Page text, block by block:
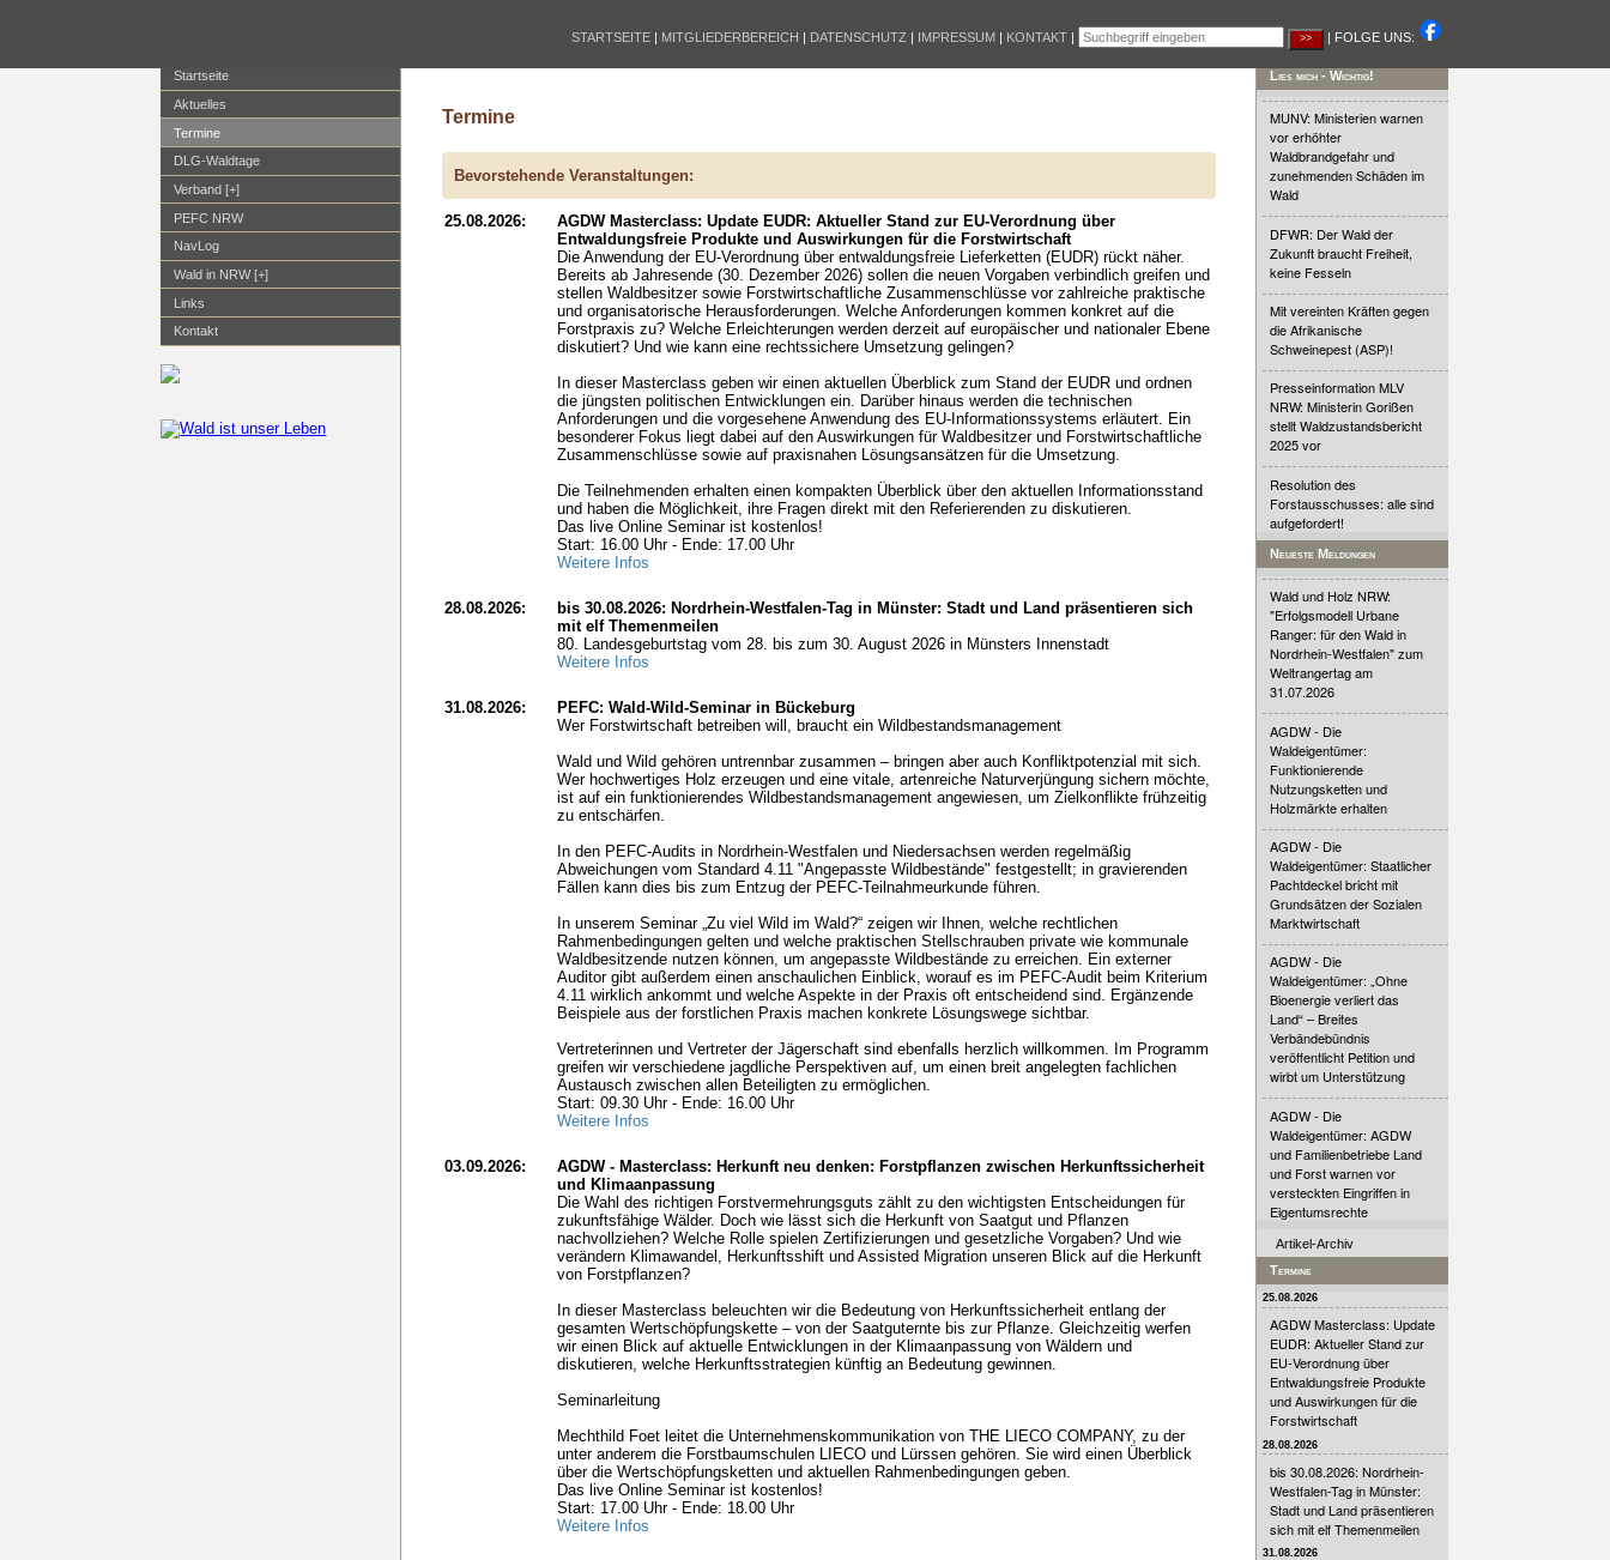
STARTSEITE | MITGLIEDERBEREICH | DATENSCHUTZ | IMPRESSUM | KONTAKT | | FOLGE UNS:
Startseite
Aktuelles
Termine
DLG-Waldtage
Verband [+]
PEFC NRW
NavLog
Wald in NRW [+]
Links
Kontakt
Termine
Bevorstehende Veranstaltungen:
25.08.2026:
AGDW Masterclass: Update EUDR: Aktueller Stand zur EU-Verordnung über
Entwaldungsfreie Produkte und Auswirkungen für die Forstwirtschaft
Die Anwendung der EU-Verordnung über entwaldungsfreie Lieferketten (EUDR) rückt näher.
Bereits ab Jahresende (30. Dezember 2026) sollen die neuen Vorgaben verbindlich greifen und
stellen Waldbesitzer sowie Forstwirtschaftliche Zusammenschlüsse vor zahlreiche praktische
und organisatorische Herausforderungen. Welche Anforderungen kommen konkret auf die
Forstpraxis zu? Welche Erleichterungen werden derzeit auf europäischer und nationaler Ebene
diskutiert? Und wie kann eine rechtssichere Umsetzung gelingen?
In dieser Masterclass geben wir einen aktuellen Überblick zum Stand der EUDR und ordnen
die jüngsten politischen Entwicklungen ein. Darüber hinaus werden die technischen
Anforderungen und die vorgesehene Anwendung des EU-Informationssystems erläutert. Ein
besonderer Fokus liegt dabei auf den Auswirkungen für Waldbesitzer und Forstwirtschaftliche
Zusammenschlüsse sowie auf praxisnahen Lösungsansätzen für die Umsetzung.
Die Teilnehmenden erhalten einen kompakten Überblick über den aktuellen Informationsstand
und haben die Möglichkeit, ihre Fragen direkt mit den Referierenden zu diskutieren.
Das live Online Seminar ist kostenlos!
Start: 16.00 Uhr - Ende: 17.00 Uhr
Weitere Infos
28.08.2026:
bis 30.08.2026: Nordrhein-Westfalen-Tag in Münster: Stadt und Land präsentieren sich
mit elf Themenmeilen
80. Landesgeburtstag vom 28. bis zum 30. August 2026 in Münsters Innenstadt
Weitere Infos
31.08.2026:
PEFC: Wald-Wild-Seminar in Bückeburg
Wer Forstwirtschaft betreiben will, braucht ein Wildbestandsmanagement
Wald und Wild gehören untrennbar zusammen – bringen aber auch Konfliktpotenzial mit sich.
Wer hochwertiges Holz erzeugen und eine vitale, artenreiche Naturverjüngung sichern möchte,
ist auf ein funktionierendes Wildbestandsmanagement angewiesen, um Zielkonflikte frühzeitig
zu entschärfen.
In den PEFC-Audits in Nordrhein-Westfalen und Niedersachsen werden regelmäßig
Abweichungen vom Standard 4.11 "Angepasste Wildbestände" festgestellt; in gravierenden
Fällen kann dies bis zum Entzug der PEFC-Teilnahmeurkunde führen.
In unserem Seminar „Zu viel Wild im Wald?“ zeigen wir Ihnen, welche rechtlichen
Rahmenbedingungen gelten und welche praktischen Stellschrauben private wie kommunale
Waldbesitzende nutzen können, um angepasste Wildbestände zu erreichen. Ein externer
Auditor gibt außerdem einen anschaulichen Einblick, worauf es im PEFC‑Audit beim Kriterium
4.11 wirklich ankommt und welche Aspekte in der Praxis oft entscheidend sind. Ergänzende
Beispiele aus der forstlichen Praxis machen konkrete Lösungswege sichtbar.
Vertreterinnen und Vertreter der Jägerschaft sind ebenfalls herzlich willkommen. Im Programm
greifen wir verschiedene jagdliche Perspektiven auf, um einen breit angelegten fachlichen
Austausch zwischen allen Beteiligten zu ermöglichen.
Start: 09.30 Uhr - Ende: 16.00 Uhr
Weitere Infos
03.09.2026:
AGDW - Masterclass: Herkunft neu denken: Forstpflanzen zwischen Herkunftssicherheit
und Klimaanpassung
Die Wahl des richtigen Forstvermehrungsguts zählt zu den wichtigsten Entscheidungen für
zukunftsfähige Wälder. Doch wie lässt sich die Herkunft von Saatgut und Pflanzen
nachvollziehen? Welche Rolle spielen Zertifizierungen und gesetzliche Vorgaben? Und wie
verändern Klimawandel, Herkunftsshift und Assisted Migration unseren Blick auf die Herkunft
von Forstpflanzen?
In dieser Masterclass beleuchten wir die Bedeutung von Herkunftssicherheit entlang der
gesamten Wertschöpfungskette – von der Saatguternte bis zur Pflanze. Gleichzeitig werfen
wir einen Blick auf aktuelle Entwicklungen in der Klimaanpassung von Wäldern und
diskutieren, welche Herkunftsstrategien künftig an Bedeutung gewinnen.
Seminarleitung
Mechthild Foet leitet die Unternehmenskommunikation von THE LIECO COMPANY, zu der
unter anderem die Forstbaumschulen LIECO und Lürssen gehören. Sie wird einen Überblick
über die Wertschöpfungsketten und aktuellen Rahmenbedingungen geben.
Das live Online Seminar ist kostenlos!
Start: 17.00 Uhr - Ende: 18.00 Uhr
Weitere Infos
Lies mich - Wichtig!
MUNV: Ministerien warnen
vor erhöhter
Waldbrandgefahr und
zunehmenden Schäden im
Wald
DFWR: Der Wald der
Zukunft braucht Freiheit,
keine Fesseln
Mit vereinten Kräften gegen
die Afrikanische
Schweinepest (ASP)!
Presseinformation MLV
NRW: Ministerin Gorißen
stellt Waldzustandsbericht
2025 vor
Resolution des
Forstausschusses: alle sind
aufgefordert!
Neueste Meldungen
Wald und Holz NRW:
"Erfolgsmodell Urbane
Ranger: für den Wald in
Nordrhein-Westfalen" zum
Weltrangertag am
31.07.2026
AGDW - Die
Waldeigentümer:
Funktionierende
Nutzungsketten und
Holzmärkte erhalten
AGDW - Die
Waldeigentümer: Staatlicher
Pachtdeckel bricht mit
Grundsätzen der Sozialen
Marktwirtschaft
AGDW - Die
Waldeigentümer: „Ohne
Bioenergie verliert das
Land“ – Breites
Verbändebündnis
veröffentlicht Petition und
wirbt um Unterstützung
AGDW - Die
Waldeigentümer: AGDW
und Familienbetriebe Land
und Forst warnen vor
versteckten Eingriffen in
Eigentumsrechte
Artikel-Archiv
Termine
25.08.2026
AGDW Masterclass: Update
EUDR: Aktueller Stand zur
EU-Verordnung über
Entwaldungsfreie Produkte
und Auswirkungen für die
Forstwirtschaft
28.08.2026
bis 30.08.2026: Nordrhein-
Westfalen-Tag in Münster:
Stadt und Land präsentieren
sich mit elf Themenmeilen
31.08.2026